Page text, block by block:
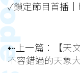
✓鎖定節目首播｜
⇠上一篇：
【天
不容錯過的天象